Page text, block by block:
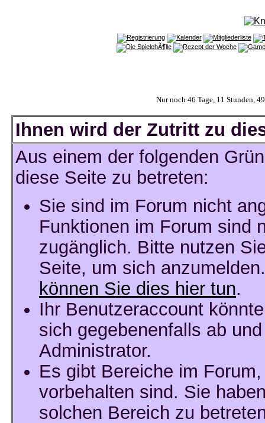
Nur noch 46 Tage, 11 Stunden,
Ihnen wird der Zutritt zu
Aus einem der folgenden
diese Seite zu betreten:
Sie sind im Forum nicht
Funktionen im Forum sind
zugänglich. Bitte nutzen
Seite, um sich
können Sie dies hier tun.
Ihr Benutzeraccount
sich gegebenenfalls ab
Administrator.
Es gibt Bereiche im
vorbehalten sind. Sie
solchen Bereich zu